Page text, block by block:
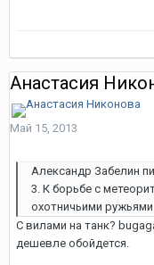
Анастасия
Май 15, 2013
Александр Забелин
3. К борьбе с
охотничьими
С вилами на танк?
дешевле обойдется.